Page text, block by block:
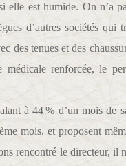
elle est humide. On n’a
d’autres sociétés qui
des tenues et des
renforcée, le
à 44 % d’un mois de
mois, et proposent
rencontré le directeur, il